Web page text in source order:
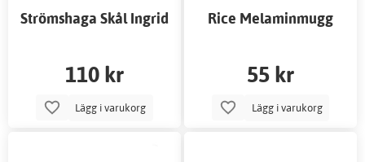
Strömshaga Skål Ingrid
110 kr
Lägg i varukorg
Rice Melaminmugg
55 kr
Lägg i varukorg